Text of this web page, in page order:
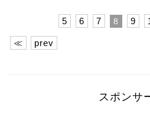
≪ prev
5 6 7 8 9
スポンサ